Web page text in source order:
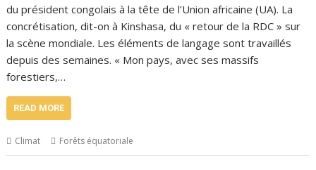
du président congolais à la tête de l’Union africaine (UA). La
concrétisation, dit-on à Kinshasa, du « retour de la RDC » sur
la scène mondiale. Les éléments de langage sont travaillés
depuis des semaines. « Mon pays, avec ses massifs
forestiers,…
READ MORE
Climat Forêts équatoriale